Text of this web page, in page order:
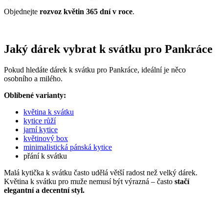
Objednejte rozvoz květin 365 dní v roce.
Jaký dárek vybrat k svátku pro Pankráce
Pokud hledáte dárek k svátku pro Pankráce, ideální je něco
osobního a milého.
Oblíbené varianty:
květina k svátku
kytice růží
jarní kytice
květinový box
minimalistická pánská kytice
přání k svátku
Malá kytička k svátku často udělá větší radost než velký dárek.
Květina k svátku pro muže nemusí být výrazná – často stačí
elegantní a decentní styl.